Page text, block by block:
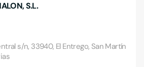
S.L.
s/n, 33940, El Entrego, San Martín